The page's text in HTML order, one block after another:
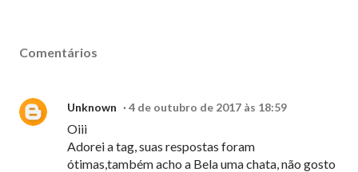
Comentários
Unknown 4 de outubro de 2017 às 18:59
Oiii
Adorei a tag, suas respostas foram
ótimas,também acho a Bela uma chata, não gosto